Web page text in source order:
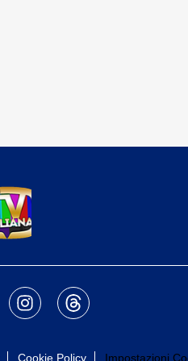
Cookie Policy Impostazioni